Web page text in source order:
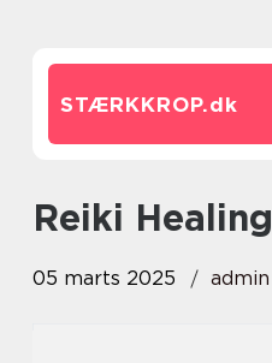
STÆRKKROP.dk
Reiki Healing
05 marts 2025 admin